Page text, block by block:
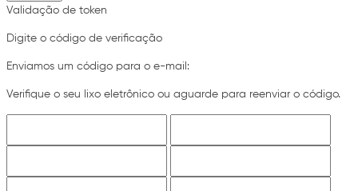
Validação de token
Digite o código de verificação
Enviamos um código para o e-mail:
Verifique o seu lixo eletrônico ou aguarde para reenviar o código.